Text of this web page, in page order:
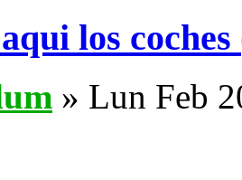
los
» Lun Feb